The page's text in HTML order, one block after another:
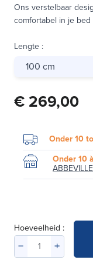
Ons verstelbaar
comfortabel in je
Lengte :
100 cm
€ 269,00
Onder 10
Onder 10
ABBEVILLE
Hoeveelheid :